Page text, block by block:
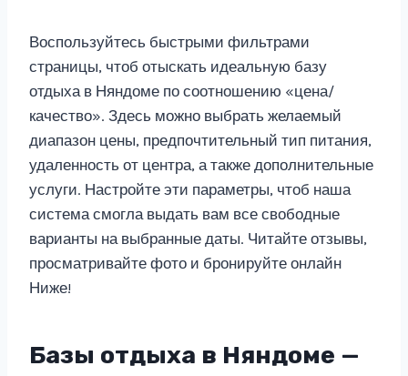
Воспользуйтесь быстрыми фильтрами
страницы, чтоб отыскать идеальную базу
отдыха в Няндоме по соотношению «цена/
качество». Здесь можно выбрать желаемый
диапазон цены, предпочтительный тип питания,
удаленность от центра, а также дополнительные
услуги. Настройте эти параметры, чтоб наша
система смогла выдать вам все свободные
варианты на выбранные даты. Читайте отзывы,
просматривайте фото и бронируйте онлайн
Ниже!
Базы отдыха в Няндоме —